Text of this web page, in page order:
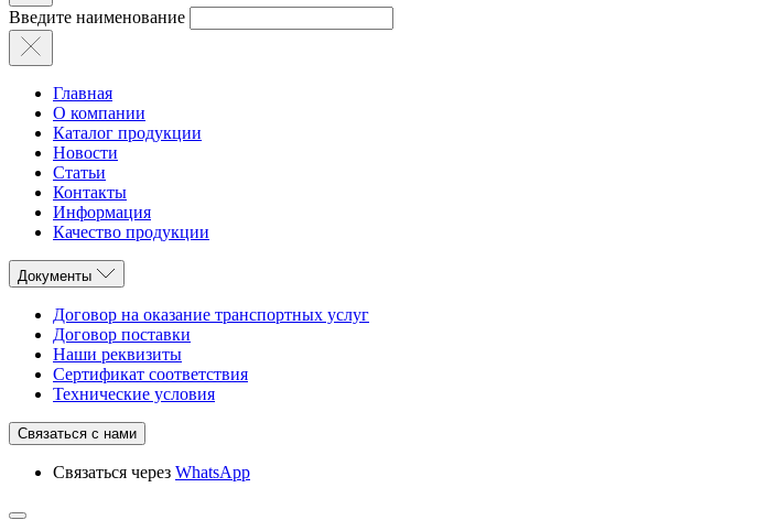
Введите наименование
Главная
О компании
Каталог продукции
Новости
Статьи
Контакты
Информация
Качество продукции
Документы
Договор на оказание транспортных услуг
Договор поставки
Наши реквизиты
Сертификат соответствия
Технические условия
Связаться с нами
Связаться через WhatsApp